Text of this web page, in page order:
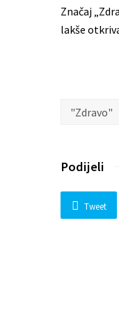
Značaj
lakše
"Zdravo"
Podijeli
Tweet